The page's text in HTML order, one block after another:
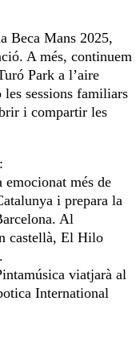
Beca Mans 2025,
A més, continuem
Park a l’aire
sessions familiars
i compartir les
més de
i prepara la
Al
castellà, El Hilo
viatjarà al
International